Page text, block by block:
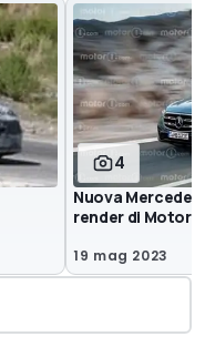
4
Nuova Mercedes
render di
19 mag 2023